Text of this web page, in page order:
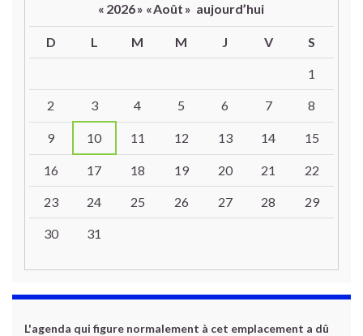
« 2026» «Août » aujourd’hui
D L M M J V S
1
2 3 4 5 6 7 8
9 10 11 12 13 14 15
16 17 18 19 20 21 22
23 24 25 26 27 28 29
30 31
L'agenda qui figure normalement à cet emplacement a dû